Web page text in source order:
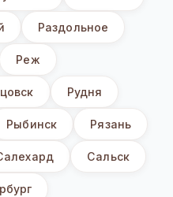
Раздольное
Реж
Рудня
Рыбинск Рязань
Сальск